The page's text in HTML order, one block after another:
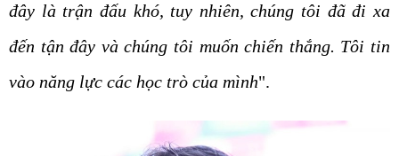
đây là trận đấu khó, tuy nhiên, chúng tôi đã đi xa
đến tận đây và chúng tôi muốn chiến thắng. Tôi tin
vào năng lực các học trò của mình".